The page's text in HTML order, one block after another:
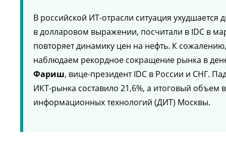
В российской ИТ-отрасли ситуация
в долларовом выражении, посчитали в IDC в
повторяет динамику цен на нефть. К
наблюдаем рекордное сокращение рынка в
Фариш, вице-президент IDC в России и СНГ.
ИКТ-рынка составило 21,6%, а итоговый объем
информационных технологий (ДИТ) Москвы.